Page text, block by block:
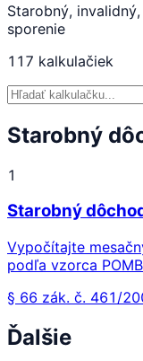
Starobný,
sporenie
117 kalkulačiek
Starobný
1
Starobný
Vypočítajte
podľa vzorca
§ 66 zák. č. 461/
Ďalšie